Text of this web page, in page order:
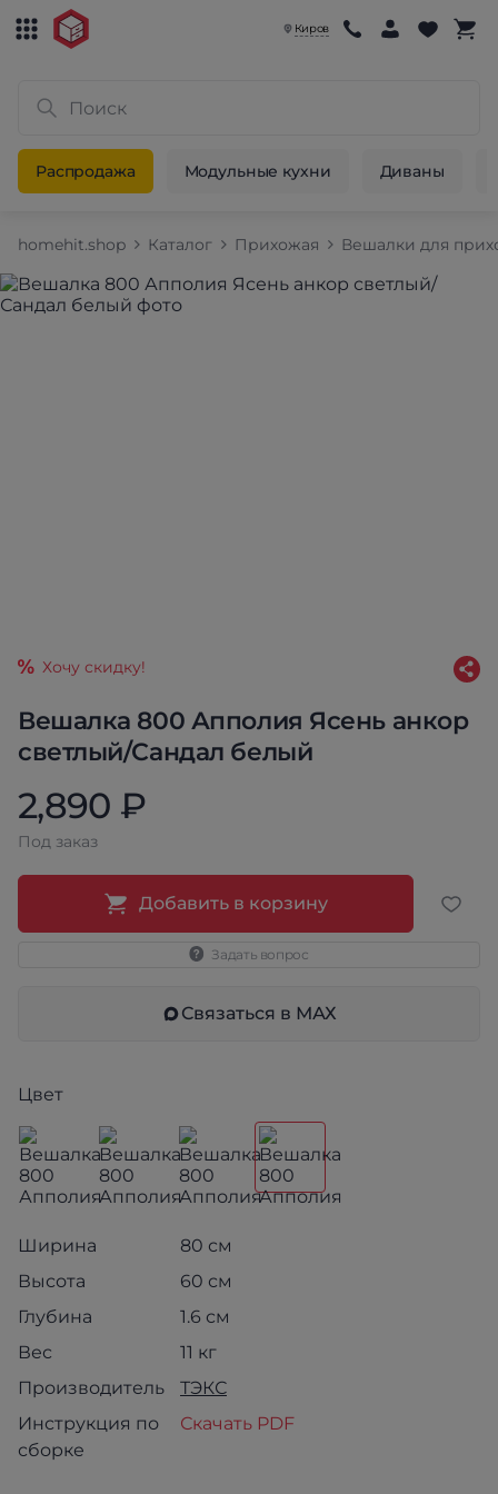
Киров
Распродажа Модульные кухни Диваны
homehit.shop Каталог Прихожая Вешалки для
Вешалка 800 Апполия Ясень анкор
светлый/Сандал белый
Хочу скидку!
2,890 ₽
Под заказ
Добавить в корзину
Задать вопрос
Связаться в МАХ
Цвет
Ширина
80 см
Высота
60 см
Глубина
1.6 см
Вес
11 кг
Производитель
ТЭКС
Инструкция по
сборке
Скачать PDF